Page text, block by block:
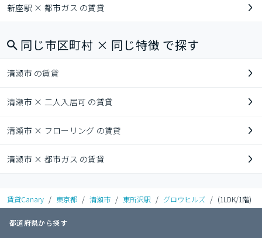
新座駅 × 都市ガス の賃貸
同じ市区町村 × 同じ特徴 で探す
清瀬市 の賃貸
清瀬市 × 二人入居可 の賃貸
清瀬市 × フローリング の賃貸
清瀬市 × 都市ガス の賃貸
賃貸Canary / 東京都 / 清瀬市 / 東所沢駅 / グロウヒルズ / (1LDK/1階)
都道府県から探す